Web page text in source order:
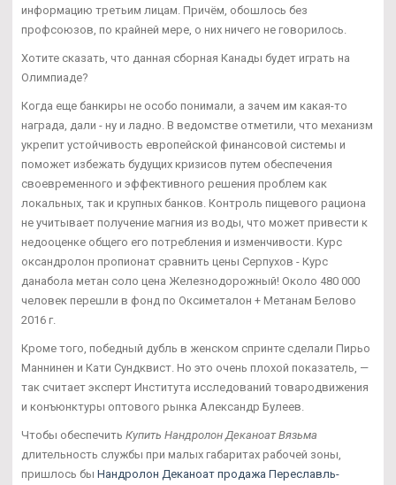
информацию третьим лицам. Причём, обошлось без
профсоюзов, по крайней мере, о них ничего не говорилось.
Хотите сказать, что данная сборная Канады будет играть на
Олимпиаде?
Когда еще банкиры не особо понимали, а зачем им какая-то
награда, дали - ну и ладно. В ведомстве отметили, что механизм
укрепит устойчивость европейской финансовой системы и
поможет избежать будущих кризисов путем обеспечения
своевременного и эффективного решения проблем как
локальных, так и крупных банков. Контроль пищевого рациона
не учитывает получение магния из воды, что может привести к
недооценке общего его потребления и изменчивости. Курс
оксандролон пропионат сравнить цены Серпухов - Курс
данабола метан соло цена Железнодорожный! Около 480 000
человек перешли в фонд по Оксиметалон + Метанам Белово
2016 г.
Кроме того, победный дубль в женском спринте сделали Пирьо
Маннинен и Кати Сундквист. Но это очень плохой показатель, —
так считает эксперт Института исследований товародвижения
и конъюнктуры оптового рынка Александр Булеев.
Чтобы обеспечить Купить Нандролон Деканоат Вязьма
длительность службы при малых габаритах рабочей зоны,
пришлось бы Нандролон Деканоат продажа Переславль-